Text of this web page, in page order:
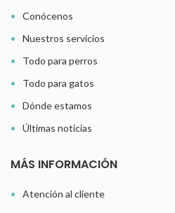
Conócenos
Nuestros servicios
Todo para perros
Todo para gatos
Dónde estamos
Últimas noticias
MÁS INFORMACIÓN
Atención al cliente